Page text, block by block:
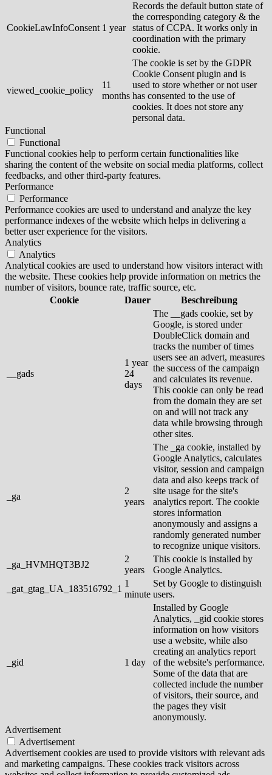
CookieLawInfoConsent 1 year
Records the default button state of
the corresponding category & the
status of CCPA. It works only in
coordination with the primary
cookie.
viewed_cookie_policy
11
months
The cookie is set by the GDPR
Cookie Consent plugin and is
used to store whether or not user
has consented to the use of
cookies. It does not store any
personal data.
Functional
Functional
Functional cookies help to perform certain functionalities like
sharing the content of the website on social media platforms, collect
feedbacks, and other third-party features.
Performance
Performance
Performance cookies are used to understand and analyze the key
performance indexes of the website which helps in delivering a
better user experience for the visitors.
Analytics
Analytics
Analytical cookies are used to understand how visitors interact with
the website. These cookies help provide information on metrics the
number of visitors, bounce rate, traffic source, etc.
Cookie
Dauer Beschreibung
__gads
1 year
24
days
The __gads cookie, set by
Google, is stored under
DoubleClick domain and
tracks the number of times
users see an advert, measures
the success of the campaign
and calculates its revenue.
This cookie can only be read
from the domain they are set
on and will not track any
data while browsing through
other sites.
_ga
2
years
The _ga cookie, installed by
Google Analytics, calculates
visitor, session and campaign
data and also keeps track of
site usage for the site's
analytics report. The cookie
stores information
anonymously and assigns a
randomly generated number
to recognize unique visitors.
_ga_HVMHQT3BJ2
2
years
This cookie is installed by
Google Analytics.
_gat_gtag_UA_183516792_1
1
minute
Set by Google to distinguish
users.
_gid 1 day
Installed by Google
Analytics, _gid cookie stores
information on how visitors
use a website, while also
creating an analytics report
of the website's performance.
Some of the data that are
collected include the number
of visitors, their source, and
the pages they visit
anonymously.
Advertisement
Advertisement
Advertisement cookies are used to provide visitors with relevant ads
and marketing campaigns. These cookies track visitors across